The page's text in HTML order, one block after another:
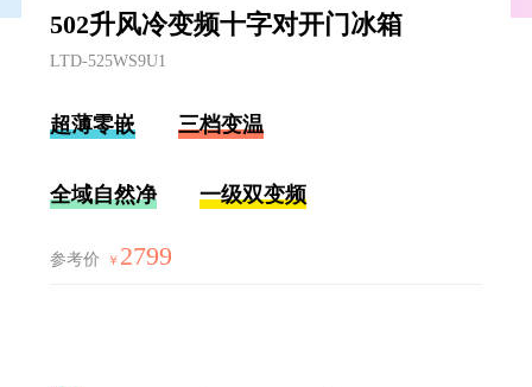
502升风冷变频十字对开门冰箱
LTD-525WS9U1
超薄零嵌 三档变温
全域自然净 一级双变频
参考价 ￥ 2799